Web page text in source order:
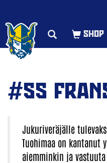
#55
Jukuriveräjälle
Tuohimaa on kantanut
aiemminkin ja